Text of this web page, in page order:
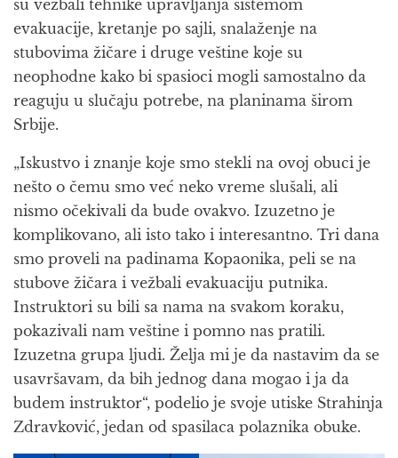
su vežbali tehnike upravljanja sistemom
evakuacije, kretanje po sajli, snalaženje na
stubovima žičare i druge veštine koje su
neophodne kako bi spasioci mogli samostalno da
reaguju u slučaju potrebe, na planinama širom
Srbije.
„Iskustvo i znanje koje smo stekli na ovoj obuci je
nešto o čemu smo već neko vreme slušali, ali
nismo očekivali da bude ovakvo. Izuzetno je
komplikovano, ali isto tako i interesantno. Tri dana
smo proveli na padinama Kopaonika, peli se na
stubove žičara i vežbali evakuaciju putnika.
Instruktori su bili sa nama na svakom koraku,
pokazivali nam veštine i pomno nas pratili.
Izuzetna grupa ljudi. Želja mi je da nastavim da se
usavršavam, da bih jednog dana mogao i ja da
budem instruktor“, podelio je svoje utiske Strahinja
Zdravković, jedan od spasilaca polaznika obuke.